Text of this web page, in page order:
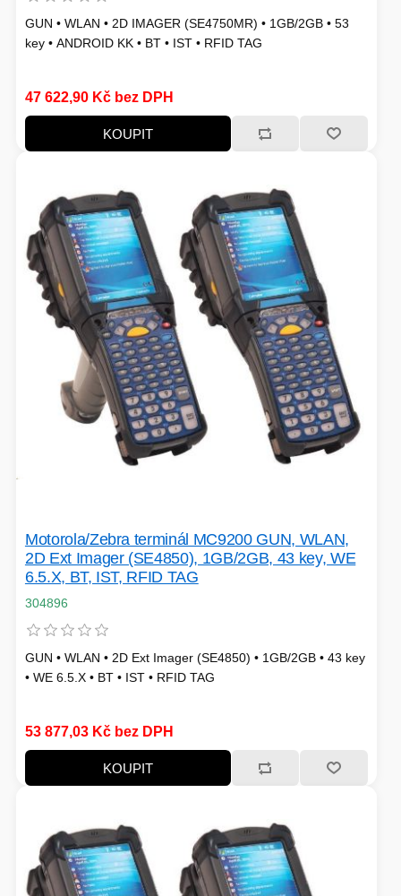
VOLNÝ ČAS
OSTATNÍ TECHNIKA
GUN • WLAN • 2D IMAGER (SE4750MR) • 1GB/2GB • 53
key • ANDROID KK • BT • IST • RFID TAG
47 622,90 Kč bez DPH
KOUPIT
Motorola/Zebra terminál MC9200 GUN, WLAN,
2D Ext Imager (SE4850), 1GB/2GB, 43 key, WE
6.5.X, BT, IST, RFID TAG
304896
GUN • WLAN • 2D Ext Imager (SE4850) • 1GB/2GB • 43 key
• WE 6.5.X • BT • IST • RFID TAG
53 877,03 Kč bez DPH
KOUPIT